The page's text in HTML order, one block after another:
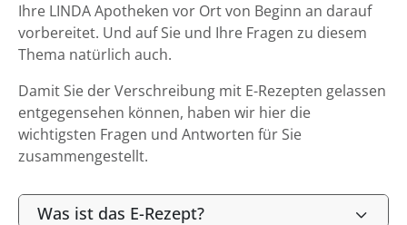
Ihre LINDA Apotheken vor Ort von Beginn an darauf
vorbereitet. Und auf Sie und Ihre Fragen zu diesem
Thema natürlich auch.
Damit Sie der Verschreibung mit E-Rezepten gelassen
entgegensehen können, haben wir hier die
wichtigsten Fragen und Antworten für Sie
zusammengestellt.
Was ist das E-Rezept?